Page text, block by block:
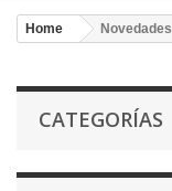
Home Novedades
CATEGORÍAS